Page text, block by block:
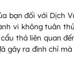
bạn đối với Dịch
vi không tuân
thả liên quan
gây ra đình chỉ